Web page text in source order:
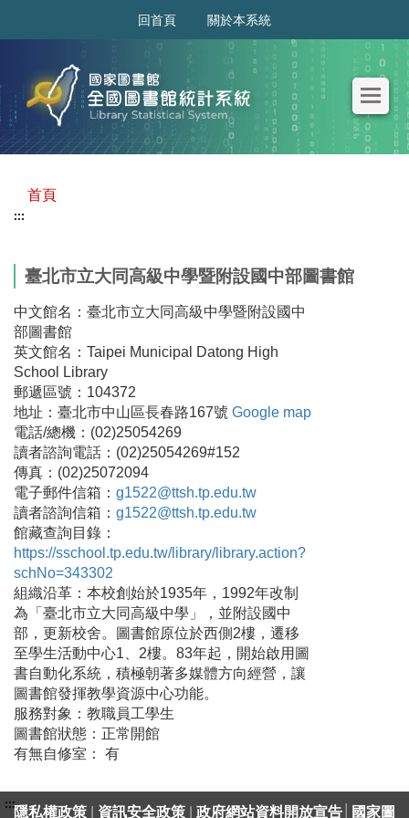
回首頁 關於本系統
首頁
:::
臺北市立大同高級中學暨附設國中部圖書館
中文館名：臺北市立大同高級中學暨附設國中
部圖書館
英文館名：Taipei Municipal Datong High
School Library
郵遞區號：104372
地址：臺北市中山區長春路167號 Google map
電話/總機：(02)25054269
讀者諮詢電話：(02)25054269#152
傳真：(02)25072094
電子郵件信箱： g1522@ttsh.tp.edu.tw
讀者諮詢信箱： g1522@ttsh.tp.edu.tw
館藏查詢目錄：
https://sschool.tp.edu.tw/library/library.action?
schNo=343302
組織沿革：本校創始於1935年，1992年改制
為「臺北市立大同高級中學」，並附設國中
部，更新校舍。圖書館原位於西側2樓，遷移
至學生活動中心1、2樓。83年起，開始啟用圖
書自動化系統，積極朝著多媒體方向經營，讓
圖書館發揮教學資源中心功能。
服務對象：教職員工學生
圖書館狀態：正常開館
有無自修室： 有
:::隱私權政策 資訊安全政策 政府網站資料開放宣告 國家圖